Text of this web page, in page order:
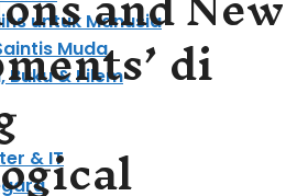
untuk Manusia
Muda
Buku & Filem
& IT
di